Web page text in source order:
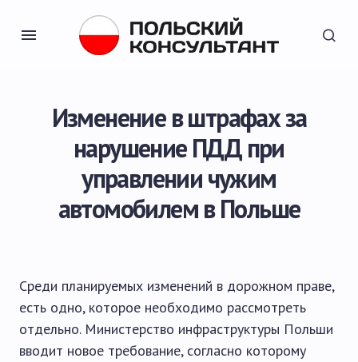
Изменение в штрафах за
нарушение ПДД при
управлении чужим
автомобилем в Польше
Среди планируемых изменений в дорожном праве,
есть одно, которое необходимо рассмотреть
отдельно. Министерство инфраструктуры Польши
вводит новое требование, согласно которому